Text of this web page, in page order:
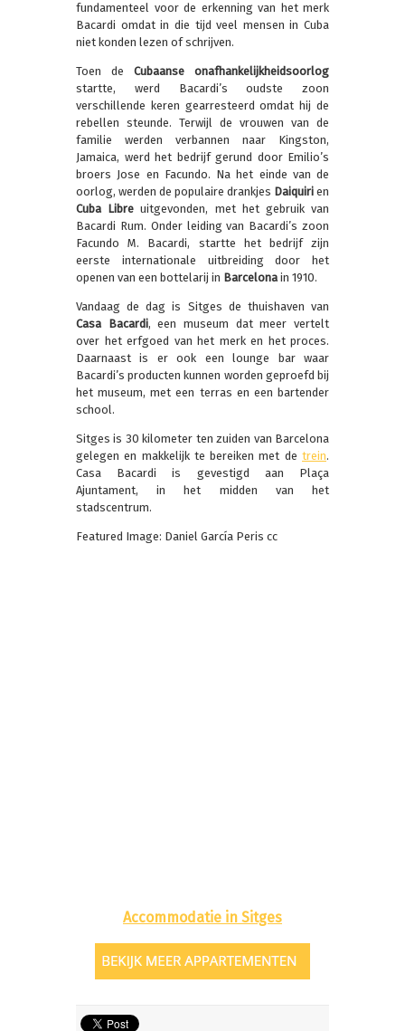
fundamenteel voor de erkenning van het merk
Bacardi omdat in die tijd veel mensen in Cuba
niet konden lezen of schrijven.
Toen de Cubaanse onafhankelijkheidsoorlog
startte, werd Bacardi’s oudste zoon
verschillende keren gearresteerd omdat hij de
rebellen steunde. Terwijl de vrouwen van de
familie werden verbannen naar Kingston,
Jamaica, werd het bedrijf gerund door Emilio’s
broers Jose en Facundo. Na het einde van de
oorlog, werden de populaire drankjes Daiquiri en
Cuba Libre uitgevonden, met het gebruik van
Bacardi Rum. Onder leiding van Bacardi’s zoon
Facundo M. Bacardi, startte het bedrijf zijn
eerste internationale uitbreiding door het
openen van een bottelarij in Barcelona in 1910.
Vandaag de dag is Sitges de thuishaven van
Casa Bacardi, een museum dat meer vertelt
over het erfgoed van het merk en het proces.
Daarnaast is er ook een lounge bar waar
Bacardi’s producten kunnen worden geproefd bij
het museum, met een terras en een bartender
school.
Sitges is 30 kilometer ten zuiden van Barcelona
gelegen en makkelijk te bereiken met de trein.
Casa Bacardi is gevestigd aan Plaça
Ajuntament, in het midden van het
stadscentrum.
Featured Image: Daniel García Peris cc
Accommodatie in Sitges